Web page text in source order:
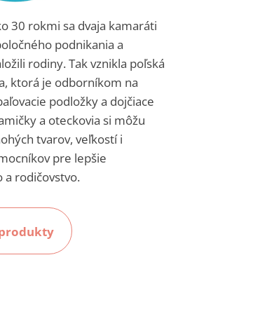
30 rokmi sa dvaja kamaráti
podnikania a
rodiny. Tak vznikla poľská
ktorá je odborníkom na
podložky a dojčiace
a oteckovia si môžu
tvarov, veľkostí i
pre lepšie
rodičovstvo.